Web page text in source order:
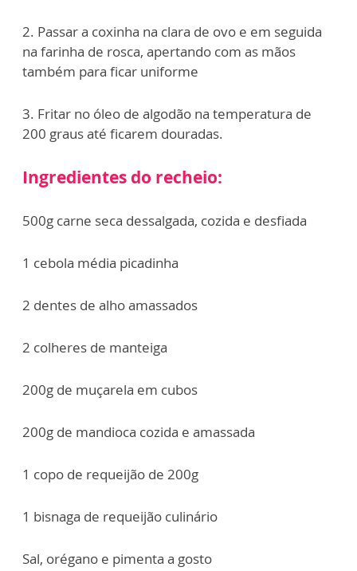
2. Passar a coxinha na clara de ovo e em seguida
na farinha de rosca, apertando com as mãos
também para ficar uniforme
3. Fritar no óleo de algodão na temperatura de
200 graus até ficarem douradas.
Ingredientes do recheio:
500g carne seca dessalgada, cozida e desfiada
1 cebola média picadinha
2 dentes de alho amassados
2 colheres de manteiga
200g de muçarela em cubos
200g de mandioca cozida e amassada
1 copo de requeijão de 200g
1 bisnaga de requeijão culinário
Sal, orégano e pimenta a gosto